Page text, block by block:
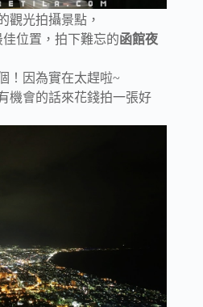
觀光拍攝景點，
位置，拍下難忘的函館夜
！因為實在太趕啦~
機會的話來花錢拍一張好